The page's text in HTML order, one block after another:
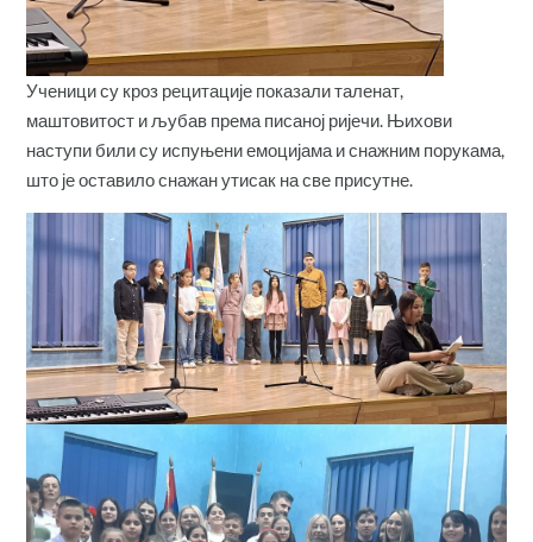
Ученици су кроз рецитације показали таленат,
маштовитост и љубав према писаној ријечи. Њихови
наступи били су испуњени емоцијама и снажним порукама,
што је оставило снажан утисак на све присутне.